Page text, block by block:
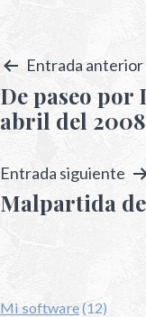
Entrada anterior
De paseo por
abril del 2008
Entrada siguiente
Malpartida
Mi software(12)